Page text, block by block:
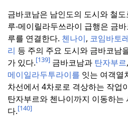
금바코남은 남인도의 도시와 철
루-메이릴라두쓰라이 급행은 금
루를 연결한다. 첸나이, 코임바토
리 등 주의 주요 도시와 금바코남
가 있다.[139] 금바코남과 탄자부르,
메이일라두투라이를 잇는 여객열
차선에서 4차로로 격상하는 작업
탄자부르와 첸나이까지 이동하는
다.[140]